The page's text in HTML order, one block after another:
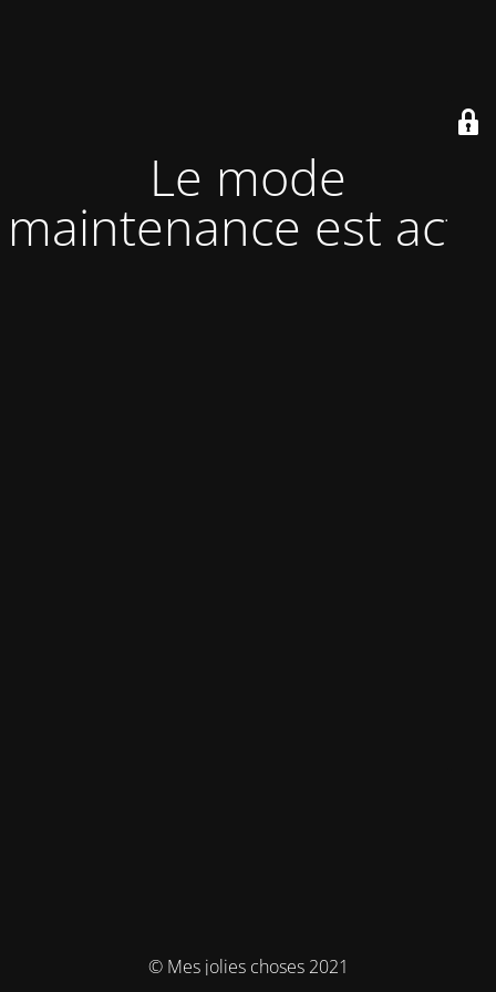
Le mode
maintenance est actif
© Mes jolies choses 2021